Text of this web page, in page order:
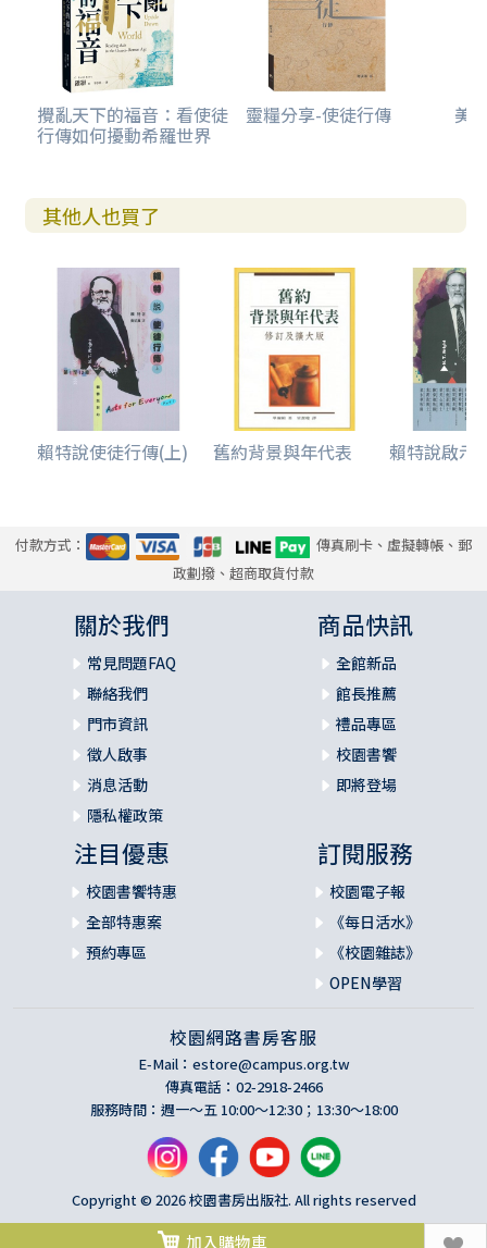
攪亂天下的福音：看使徒
行傳如何擾動希羅世界
靈糧分享-使徒行傳 美
其他人也買了
賴特說使徒行傳(上) 舊約背景與年代表 賴特說啟示
付款方式：
傳真刷卡、虛擬轉帳、郵
政劃撥、超商取貨付款
關於我們
常見問題FAQ
聯絡我們
門市資訊
徵人啟事
消息活動
隱私權政策
商品快訊
全館新品
館長推薦
禮品專區
校園書饗
即將登場
注目優惠
校園書饗特惠
全部特惠案
預約專區
訂閱服務
校園電子報
《每日活水》
《校園雜誌》
OPEN學習
校園網路書房客服
E-Mail： estore@campus.org.tw
傳真電話：02-2918-2466
服務時間：週一～五 10:00～12:30；13:30～18:00
Copyright © 2026 校園書房出版社. All rights reserved
加入購物車